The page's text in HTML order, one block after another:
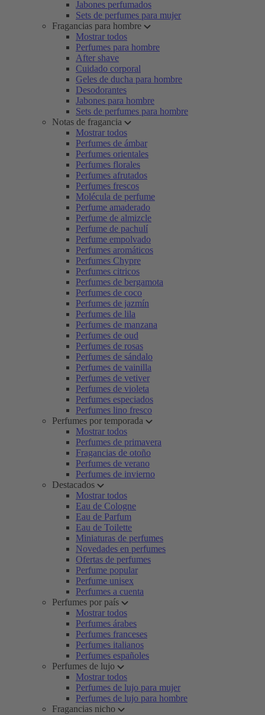
Jabones perfumados
Sets de perfumes para mujer
Fragancias para hombre
Mostrar todos
Perfumes para hombre
After shave
Cuidado corporal
Geles de ducha para hombre
Desodorantes
Jabones para hombre
Sets de perfumes para hombre
Notas de fragancia
Mostrar todos
Perfumes de ámbar
Perfumes orientales
Perfumes florales
Perfumes afrutados
Perfumes frescos
Molécula de perfume
Perfume amaderado
Perfume de almizcle
Perfume de pachulí
Perfume empolvado
Perfumes aromáticos
Perfumes Chypre
Perfumes citricos
Perfumes de bergamota
Perfumes de coco
Perfumes de jazmín
Perfumes de lila
Perfumes de manzana
Perfumes de oud
Perfumes de rosas
Perfumes de sándalo
Perfumes de vainilla
Perfumes de vetiver
Perfumes de violeta
Perfumes especiados
Perfumes lino fresco
Perfumes por temporada
Mostrar todos
Perfumes de primavera
Fragancias de otoño
Perfumes de verano
Perfumes de invierno
Destacados
Mostrar todos
Eau de Cologne
Eau de Parfum
Eau de Toilette
Miniaturas de perfumes
Novedades en perfumes
Ofertas de perfumes
Perfume popular
Perfume unisex
Perfumes a cuenta
Perfumes por país
Mostrar todos
Perfumes árabes
Perfumes franceses
Perfumes italianos
Perfumes españoles
Perfumes de lujo
Mostrar todos
Perfumes de lujo para mujer
Perfumes de lujo para hombre
Fragancias nicho